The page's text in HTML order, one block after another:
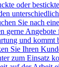
oder
Sie nach
gerne
und
Sie Ihren
zum Einsatz